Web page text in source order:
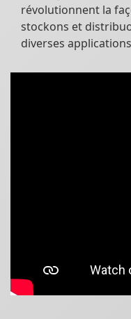
révolutionnent la
stockons et
diverses